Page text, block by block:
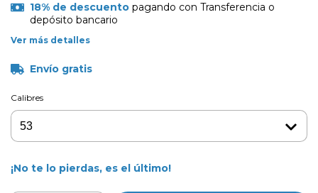
18% de descuentopagando con Transferencia o
depósito bancario
Ver más detalles
Envío gratis
Calibres
¡No te lo pierdas, es el último!